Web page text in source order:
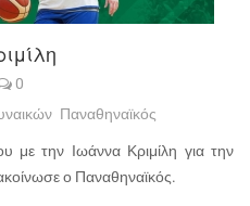
0
Παναθηναϊκός
με την Ιωάννα Κριμίλη για την
ο Παναθηναϊκός.